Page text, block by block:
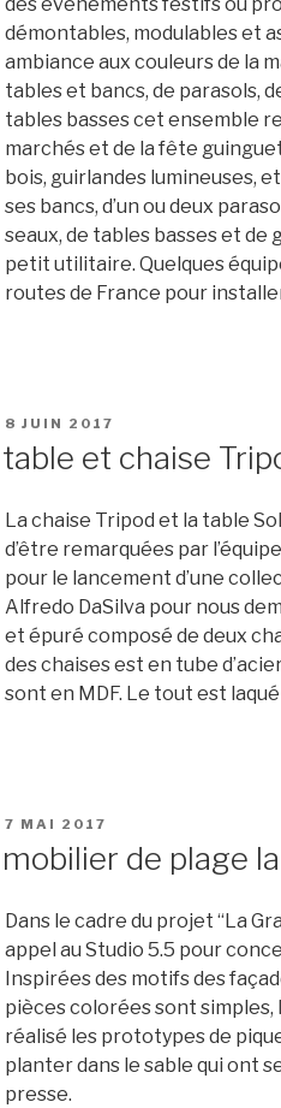
démontables, modulables et
ambiance aux couleurs de la
tables et bancs, de parasols,
tables basses cet ensemble
marchés et de la fête
bois, guirlandes lumineuses,
ses bancs, d’un ou deux
seaux, de tables basses et
petit utilitaire. Quelques
routes de France pour
PUBLIÉ
8 JUIN 2017
table et chaise
La chaise Tripod et la table
d’être remarquées par
pour le lancement d’une
Alfredo DaSilva pour nous
et épuré composé de deux
des chaises est en tube
sont en MDF. Le tout est
PUBLIÉ
7 MAI 2017
mobilier de plage
Dans le cadre du projet “La
appel au Studio 5.5 pour
Inspirées des motifs des
pièces colorées sont simples,
réalisé les prototypes de
planter dans le sable qui ont
presse.